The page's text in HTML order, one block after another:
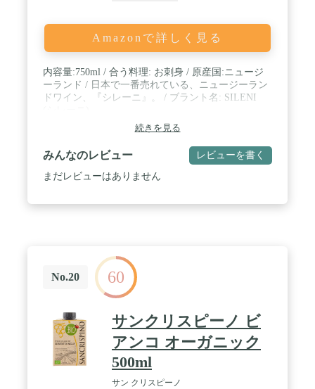
Amazonで詳しく見る
内容量:750ml / 合う料理: お刺身 / 原産国:ニュージ
ーランド / 日本で一番売れている、ニュージーラン
ドワイン、『シレーニ』。 / ブラント名: SILENI
続きを見る
みんなのレビュー レビューを書く
まだレビューはありません
No.20 60
サンクリスピーノ ビ
アンコ オーガニック
500ml
サン クリスピーノ